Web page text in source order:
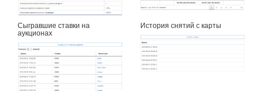
Сыгравшие ставки на
аукционах
История снятий с карты